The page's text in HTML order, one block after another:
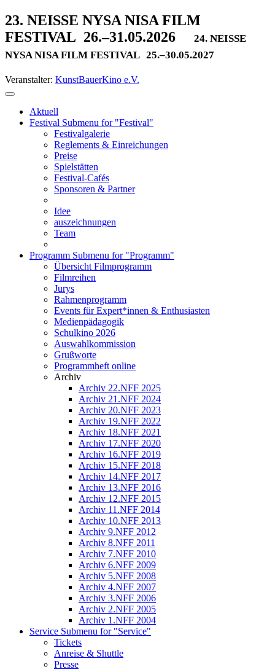
23. NEISSE NYSA NISA FILM
FESTIVAL 26.–31.05.2026
24. NEISSE
NYSA NISA FILM FESTIVAL 25.–30.05.2027
Veranstalter: KunstBauerKino e.V.
Aktuell
Festival Submenu for "Festival"
Festivalgalerie
Reglements & Einreichungen
Preise
Spielstätten
Festival-Cafés
Sponsoren & Partner
Idee
auszeichnungen
Team
Programm Submenu for "Programm"
Übersicht Filmprogramm
Filmreihen
Jurys
Rahmenprogramm
Events für Expert*innen & Enthusiasten
Medienpädagogik
Schulkino 2026
Auswahlkommission
Grußworte
Programmheft online
Archiv
Archiv 22.NFF 2025
Archiv 21.NFF 2024
Archiv 20.NFF 2023
Archiv 19.NFF 2022
Archiv 18.NFF 2021
Archiv 17.NFF 2020
Archiv 16.NFF 2019
Archiv 15.NFF 2018
Archiv 14.NFF 2017
Archiv 13.NFF 2016
Archiv 12.NFF 2015
Archiv 11.NFF 2014
Archiv 10.NFF 2013
Archiv 9.NFF 2012
Archiv 8.NFF 2011
Archiv 7.NFF 2010
Archiv 6.NFF 2009
Archiv 5.NFF 2008
Archiv 4.NFF 2007
Archiv 3.NFF 2006
Archiv 2.NFF 2005
Archiv 1.NFF 2004
Service Submenu for "Service"
Tickets
Anreise & Shuttle
Presse